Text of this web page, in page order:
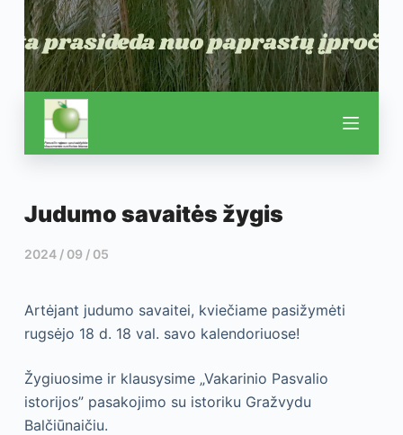
Judumo savaitės žygis
2024 / 09 / 05
Artėjant judumo savaitei, kviečiame pasižymėti
rugsėjo 18 d. 18 val. savo kalendoriuose!
Žygiuosime ir klausysime „Vakarinio Pasvalio
istorijos” pasakojimo su istoriku Gražvydu
Balčiūnaičiu.